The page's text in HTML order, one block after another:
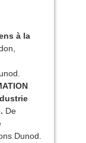
à la
De
Dunod.